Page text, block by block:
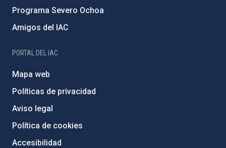
Programa Severo Ochoa
Amigos del IAC
PORTAL DEL IAC
Mapa web
Políticas de privacidad
Aviso legal
Política de cookies
Accesibilidad